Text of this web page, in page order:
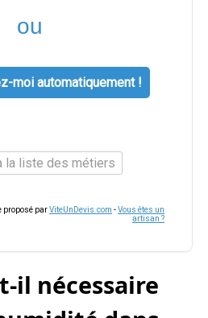
ou
moi automatiquement !
la liste des métiers
proposé parViteUnDevis.com -Vous êtes un
artisan ?
il nécessaire